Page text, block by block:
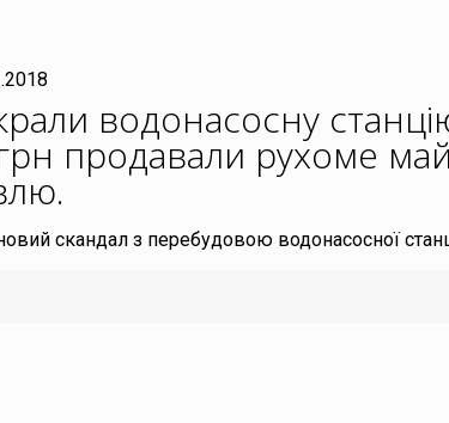
водонасосну
продавали рухоме
.
скандал з перебудовою водонасосної